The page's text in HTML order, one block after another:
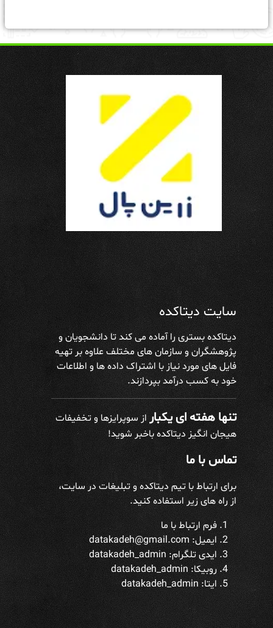
سایت دیتاکده
دیتاکده بستری را آماده می کند تا دانشجویان و
پژوهشگران و سازمان های مختلف علاوه بر تهیه
فایل های مورد نیاز با اشتراک داده ها و اطلاعات
خود به کسب درآمد بپردازند.
تنها هفته ای یکباراز سوپرایزها و تخفیفات
هیجان انگیز دیتاکده باخبر شوید!
تماس با ما
برای ارتباط با تیم دیتاکده و تبلیغات در سایت،
از راه های زیر استفاده کنید.
فرم ارتباط با ما
ایمیل: datakadeh@gmail.com
ایدی تلگرام:datakadeh_admin
روبیکا: datakadeh_admin
ایتا: datakadeh_admin